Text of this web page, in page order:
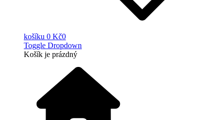
košíku 0 Kč0
Toggle Dropdown
Košík je prázdný